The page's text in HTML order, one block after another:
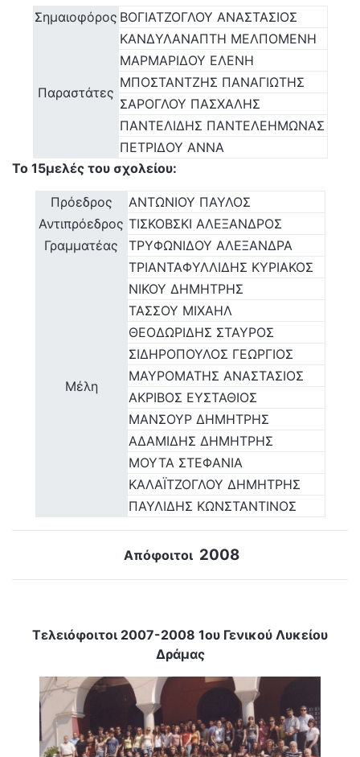
Σημαιοφόρος ΒΟΓΙΑΤΖΟΓΛΟΥ ΑΝΑΣΤΑΣΙΟΣ
Παραστάτες
ΚΑΝΔΥΛΑΝΑΠΤΗ ΜΕΛΠΟΜΕΝΗ
ΜΑΡΜΑΡΙΔΟΥ ΕΛΕΝΗ
ΜΠΟΣΤΑΝΤΖΗΣ ΠΑΝΑΓΙΩΤΗΣ
ΣΑΡΟΓΛΟΥ ΠΑΣΧΑΛΗΣ
ΠΑΝΤΕΛΙΔΗΣ ΠΑΝΤΕΛΕΗΜΩΝΑΣ
ΠΕΤΡΙΔΟΥ ΑΝΝΑ
Το 15μελές του σχολείου:
Πρόεδρος
ΑΝΤΩΝΙΟΥ ΠΑΥΛΟΣ
Αντιπρόεδρος ΤΙΣΚΟΒΣΚΙ ΑΛΕΞΑΝΔΡΟΣ
Γραμματέας
ΤΡΥΦΩΝΙΔΟΥ ΑΛΕΞΑΝΔΡΑ
Μέλη
ΤΡΙΑΝΤΑΦΥΛΛΙΔΗΣ ΚΥΡΙΑΚΟΣ
ΝΙΚΟΥ ΔΗΜΗΤΡΗΣ
ΤΑΣΣΟΥ ΜΙΧΑΗΛ
ΘΕΟΔΩΡΙΔΗΣ ΣΤΑΥΡΟΣ
ΣΙΔΗΡΟΠΟΥΛΟΣ ΓΕΩΡΓΙΟΣ
ΜΑΥΡΟΜΑΤΗΣ ΑΝΑΣΤΑΣΙΟΣ
ΑΚΡΙΒΟΣ ΕΥΣΤΑΘΙΟΣ
ΜΑΝΣΟΥΡ ΔΗΜΗΤΡΗΣ
ΑΔΑΜΙΔΗΣ ΔΗΜΗΤΡΗΣ
ΜΟΥΤΑ ΣΤΕΦΑΝΙΑ
ΚΑΛΑΪΤΖΟΓΛΟΥ ΔΗΜΗΤΡΗΣ
ΠΑΥΛΙΔΗΣ ΚΩΝΣΤΑΝΤΙΝΟΣ
Απόφοιτοι 2008
Τελειόφοιτοι 2007-2008 1ου Γενικού Λυκείου
Δράμας